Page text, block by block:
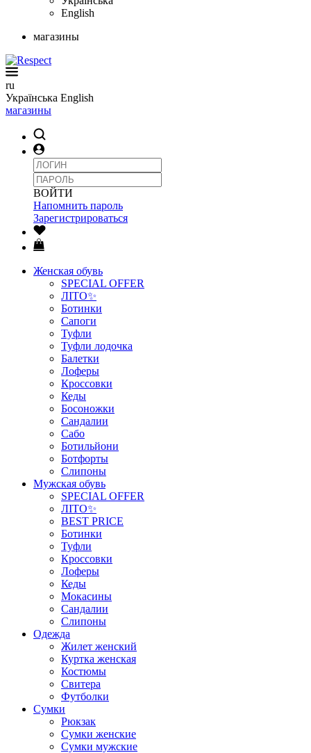
English
магазины
ru
Українська English
магазины
ВОЙТИ
Напомнить пароль
Зарегистрироваться
Женская обувь
SPECIAL OFFER
ЛІТО✨
Ботинки
Сапоги
Туфли
Туфли лодочка
Балетки
Лоферы
Кроссовки
Кеды
Босоножки
Сандалии
Сабо
Ботильйони
Ботфорты
Слипоны
Мужская обувь
SPECIAL OFFER
ЛІТО✨
BEST PRICE
Ботинки
Туфли
Кроссовки
Лоферы
Кеды
Мокасины
Сандалии
Слипоны
Одежда
Жилет женский
Куртка женская
Костюмы
Свитера
Футболки
Сумки
Рюкзак
Сумки женские
Сумки мужские